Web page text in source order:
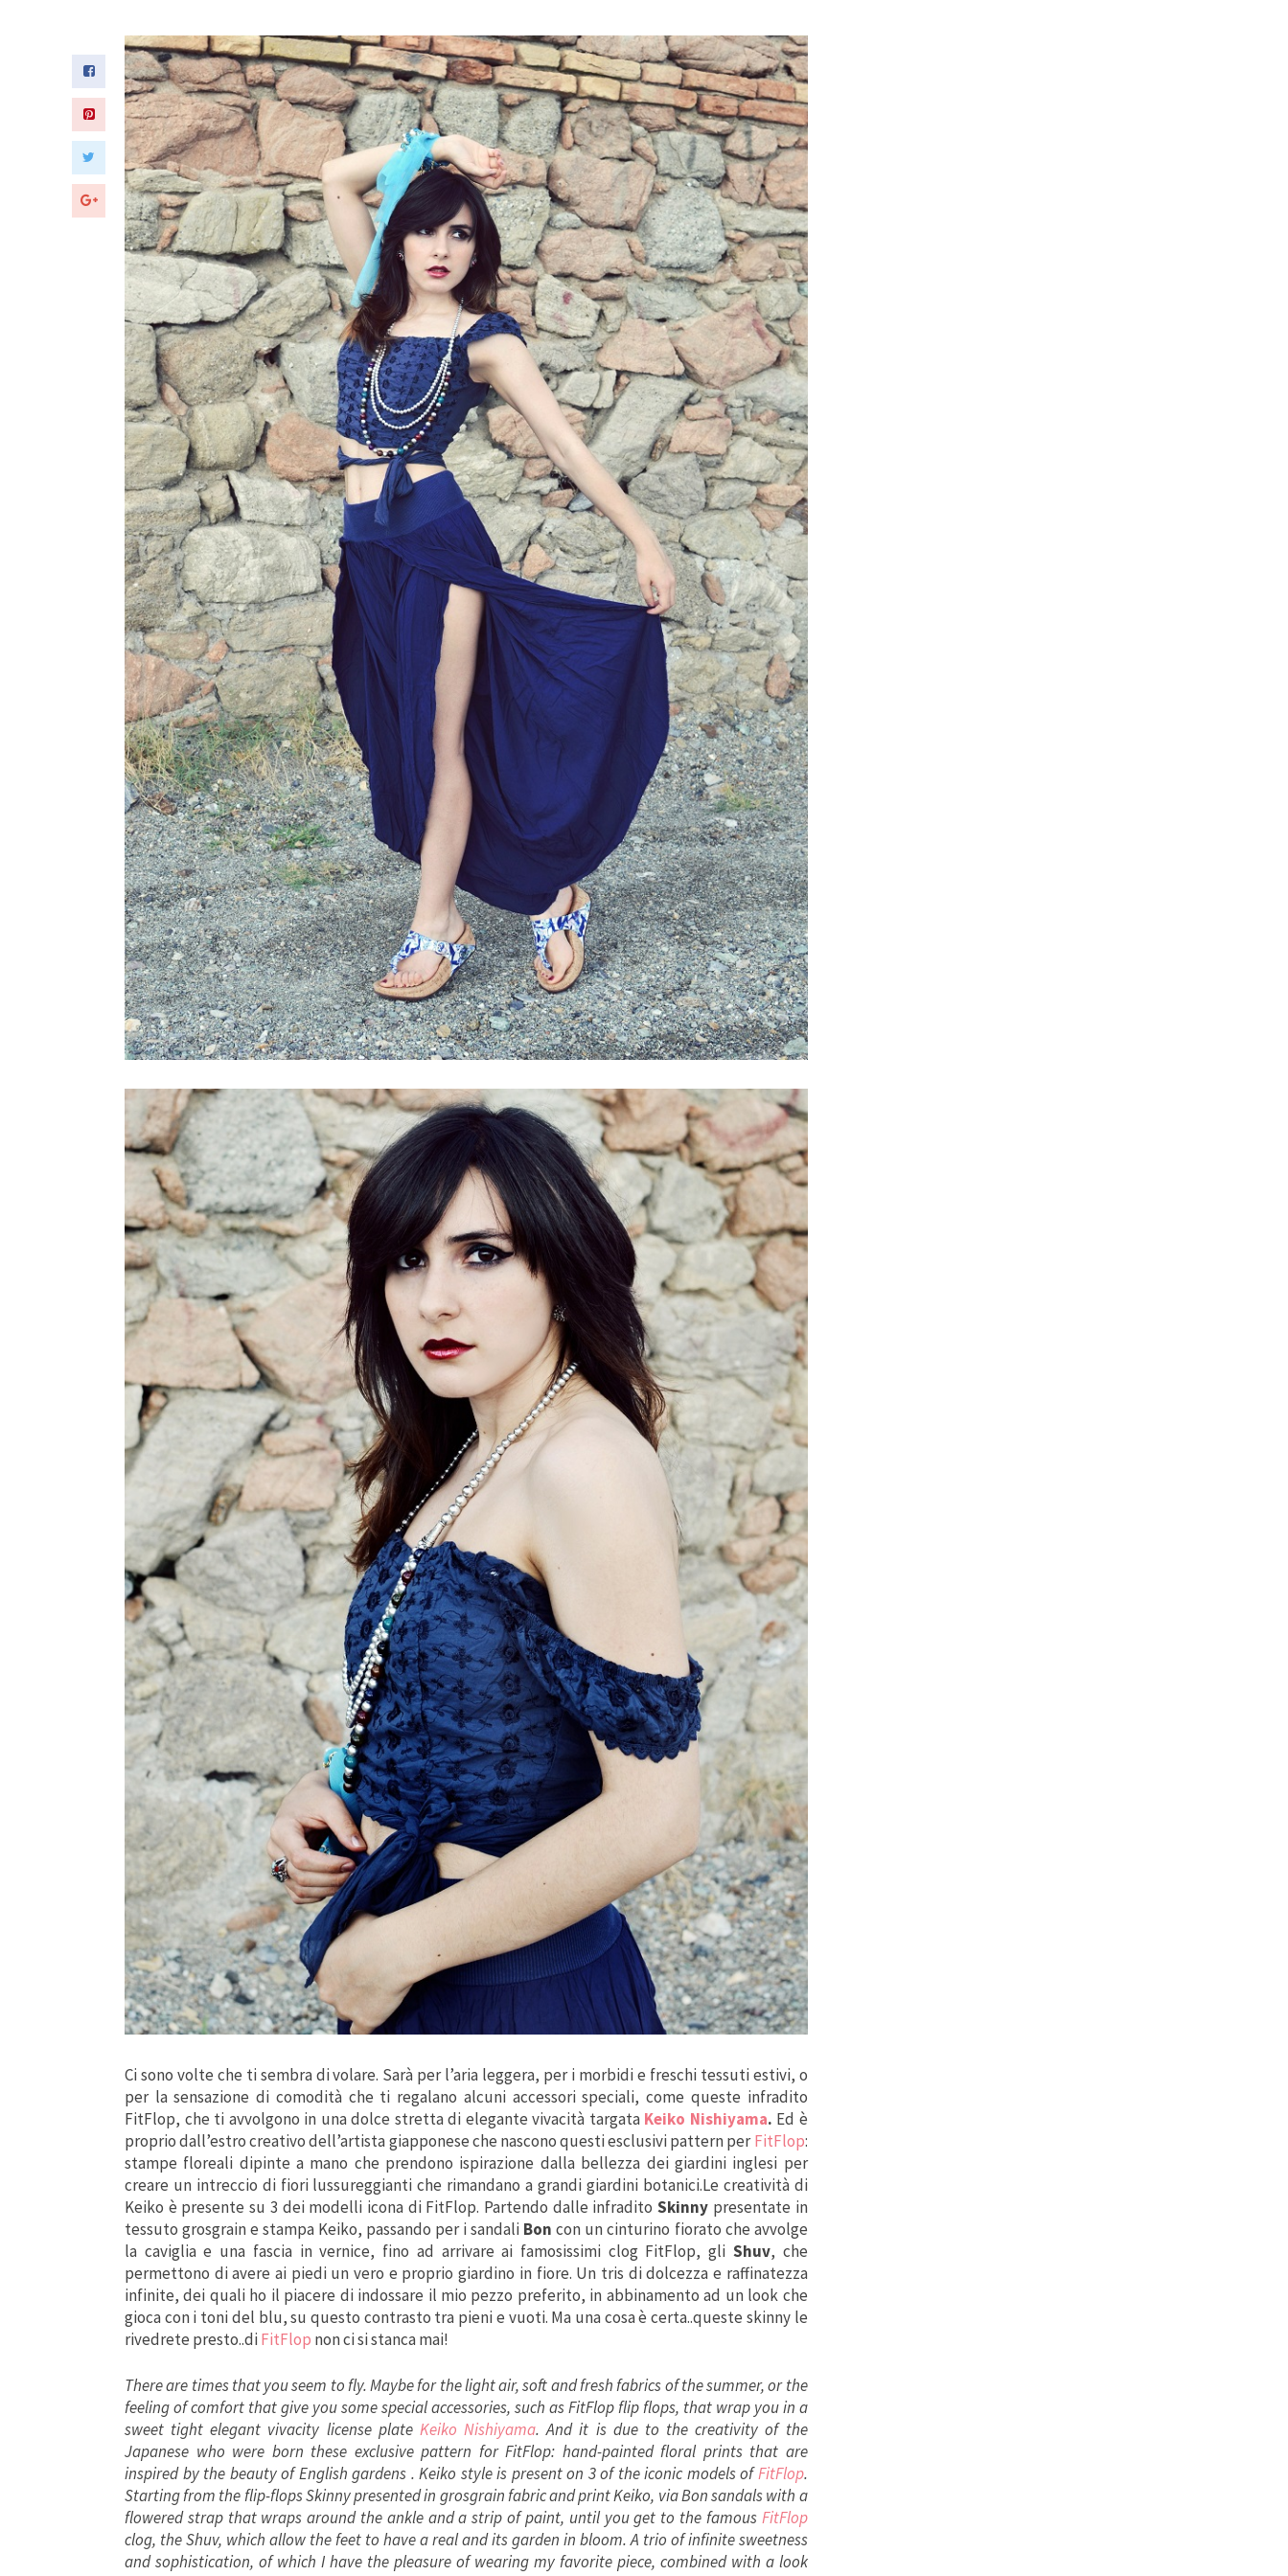
Ci sono volte che ti sembra di volare. Sarà per l’aria leggera, per i morbidi e freschi tessuti estivi, o
per la sensazione di comodità che ti regalano alcuni accessori speciali, come queste infradito
FitFlop, che ti avvolgono in una dolce stretta di elegante vivacità targata Keiko Nishiyama. Ed è
proprio dall’estro creativo dell’artista giapponese che nascono questi esclusivi pattern perFitFlop:
stampe floreali dipinte a mano che prendono ispirazione dalla bellezza dei giardini inglesi per
creare un intreccio di fiori lussureggianti che rimandano a grandi giardini botanici.Le creatività di
Keiko è presente su 3 dei modelli icona di FitFlop. Partendo dalle infraditoSkinny presentate in
tessuto grosgrain e stampa Keiko, passando per i sandali Bon con un cinturino fiorato che avvolge
la caviglia e una fascia in vernice, fino ad arrivare ai famosissimi clog FitFlop, gli Shuv, che
permettono di avere ai piedi un vero e proprio giardino in fiore. Un tris di dolcezza e raffinatezza
infinite, dei quali ho il piacere di indossare il mio pezzo preferito, in abbinamento ad un look che
gioca con i toni del blu, su questo contrasto tra pieni e vuoti. Ma una cosa è certa..queste skinny le
rivedrete presto..diFitFlop non ci si stanca mai!
There are times that you seem to fly. Maybe for the light air, soft and fresh fabrics of the summer, or the
feeling of comfort that give you some special accessories, such as FitFlop flip flops, that wrap you in a
sweet tight elegant vivacity license plate Keiko Nishiyama. And it is due to the creativity of the
Japanese who were born these exclusive pattern for FitFlop: hand-painted floral prints that are
inspired by the beauty of English gardens . Keiko style is present on 3 of the iconic models ofFitFlop.
Starting from the flip-flops Skinny presented in grosgrain fabric and print Keiko, via Bon sandals with a
flowered strap that wraps around the ankle and a strip of paint, until you get to the famous FitFlop
clog, the Shuv, which allow the feet to have a real and its garden in bloom. A trio of infinite sweetness
and sophistication, of which I have the pleasure of wearing my favorite piece, combined with a look